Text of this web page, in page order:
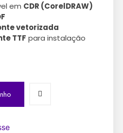
em CDR (CorelDRAW)
vetorizada
TTF para instalação